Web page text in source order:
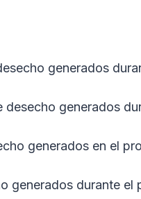
generados
desecho generados
generados en el
generados durante el